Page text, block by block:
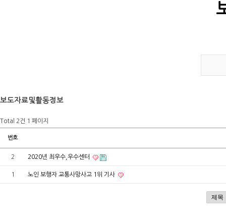
보도자료및활동정보
Total 2건 1 페이지
번호
2 2020년 최우수,우수센터
1 노인 보행자 교통사망사고 1위 기사